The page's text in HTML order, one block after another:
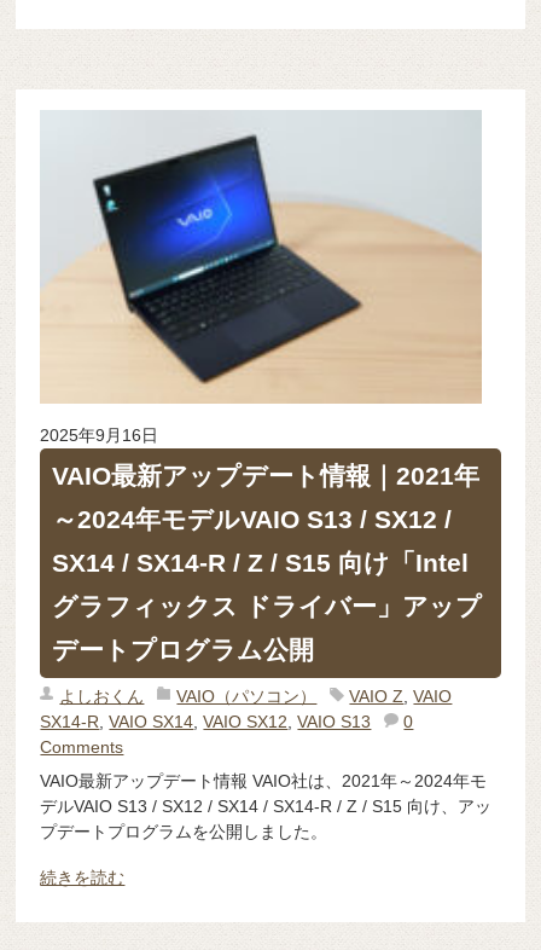
2025年9月16日
VAIO最新アップデート情報｜2021年
～2024年モデルVAIO S13 / SX12 /
SX14 / SX14-R / Z / S15 向け「Intel
グラフィックス ドライバー」アップ
デートプログラム公開
よしおくん VAIO（パソコン） VAIO Z ,VAIO
SX14-R ,VAIO SX14 ,VAIO SX12 ,VAIO S13
0
Comments
VAIO最新アップデート情報 VAIO社は、2021年～2024年モ
デルVAIO S13 / SX12 / SX14 / SX14-R / Z / S15 向け、アッ
プデートプログラムを公開しました。
続きを読む